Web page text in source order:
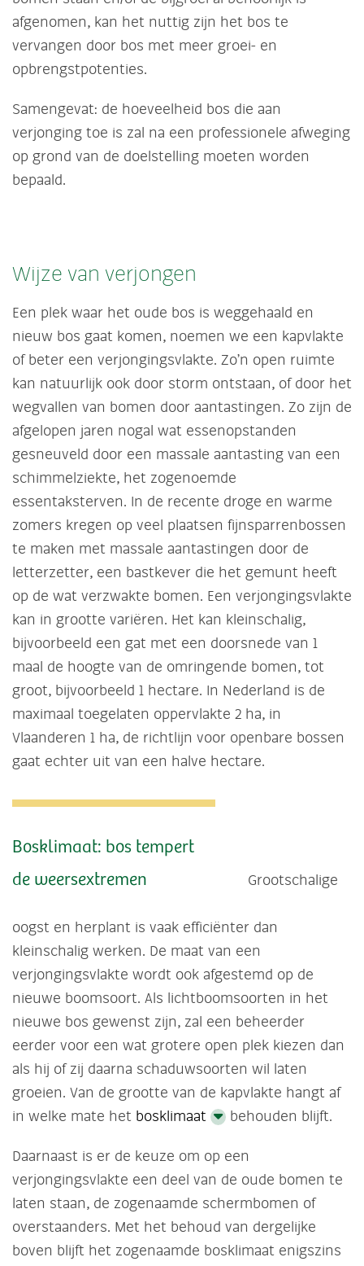
afgenomen, kan het nuttig zijn het bos te
vervangen door bos met meer groei- en
opbrengstpotenties.
Samengevat: de hoeveelheid bos die aan
verjonging toe is zal na een professionele afweging
op grond van de doelstelling moeten worden
bepaald.
Wijze van verjongen
Een plek waar het oude bos is weggehaald en
nieuw bos gaat komen, noemen we een kapvlakte
of beter een verjongingsvlakte. Zo’n open ruimte
kan natuurlijk ook door storm ontstaan, of door het
wegvallen van bomen door aantastingen. Zo zijn de
afgelopen jaren nogal wat essenopstanden
gesneuveld door een massale aantasting van een
schimmelziekte, het zogenoemde
essentaksterven. In de recente droge en warme
zomers kregen op veel plaatsen fijnsparrenbossen
te maken met massale aantastingen door de
letterzetter, een bastkever die het gemunt heeft
op de wat verzwakte bomen. Een verjongingsvlakte
kan in grootte variëren. Het kan kleinschalig,
bijvoorbeeld een gat met een doorsnede van 1
maal de hoogte van de omringende bomen, tot
groot, bijvoorbeeld 1 hectare. In Nederland is de
maximaal toegelaten oppervlakte 2 ha, in
Vlaanderen 1 ha, de richtlijn voor openbare bossen
gaat echter uit van een halve hectare.
Bosklimaat: bos tempert
de weersextremen
Grootschalige
oogst en herplant is vaak efficiënter dan
kleinschalig werken. De maat van een
verjongingsvlakte wordt ook afgestemd op de
nieuwe boomsoort. Als lichtboomsoorten in het
nieuwe bos gewenst zijn, zal een beheerder
eerder voor een wat grotere open plek kiezen dan
als hij of zij daarna schaduwsoorten wil laten
groeien. Van de grootte van de kapvlakte hangt af
in welke mate het bosklimaat behouden blijft.
Daarnaast is er de keuze om op een
verjongingsvlakte een deel van de oude bomen te
laten staan, de zogenaamde schermbomen of
overstaanders. Met het behoud van dergelijke
boven blijft het zogenaamde bosklimaat enigszins